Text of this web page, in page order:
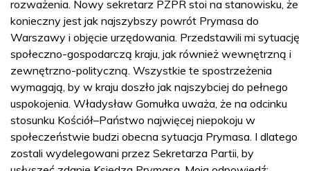
rozważenia. Nowy sekretarz PZPR stoi na stanowisku, że
konieczny jest jak najszybszy powrót Prymasa do
Warszawy i objęcie urzędowania. Przedstawili mi sytuację
społeczno-gospodarczą kraju, jak również wewnętrzną i
zewnętrzno-polityczną. Wszystkie te spostrzeżenia
wymagają, by w kraju doszło jak najszybciej do pełnego
uspokojenia. Władysław Gomułka uważa, że na odcinku
stosunku Kościół–Państwo najwięcej niepokoju w
społeczeństwie budzi obecna sytuacja Prymasa. I dlatego
zostali wydelegowani przez Sekretarza Partii, by